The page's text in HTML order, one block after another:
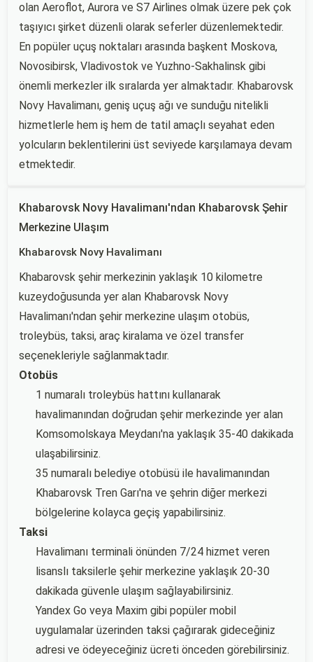
olan Aeroflot, Aurora ve S7 Airlines olmak üzere pek çok
taşıyıcı şirket düzenli olarak seferler düzenlemektedir.
En popüler uçuş noktaları arasında başkent Moskova,
Novosibirsk, Vladivostok ve Yuzhno-Sakhalinsk gibi
önemli merkezler ilk sıralarda yer almaktadır. Khabarovsk
Novy Havalimanı, geniş uçuş ağı ve sunduğu nitelikli
hizmetlerle hem iş hem de tatil amaçlı seyahat eden
yolcuların beklentilerini üst seviyede karşılamaya devam
etmektedir.
Khabarovsk Novy Havalimanı'ndan Khabarovsk Şehir
Merkezine Ulaşım
Khabarovsk Novy Havalimanı
Khabarovsk şehir merkezinin yaklaşık 10 kilometre
kuzeydoğusunda yer alan Khabarovsk Novy
Havalimanı'ndan şehir merkezine ulaşım otobüs,
troleybüs, taksi, araç kiralama ve özel transfer
seçenekleriyle sağlanmaktadır.
Otobüs
1 numaralı troleybüs hattını kullanarak
havalimanından doğrudan şehir merkezinde yer alan
Komsomolskaya Meydanı'na yaklaşık 35-40 dakikada
ulaşabilirsiniz.
35 numaralı belediye otobüsü ile havalimanından
Khabarovsk Tren Garı'na ve şehrin diğer merkezi
bölgelerine kolayca geçiş yapabilirsiniz.
Taksi
Havalimanı terminali önünden 7/24 hizmet veren
lisanslı taksilerle şehir merkezine yaklaşık 20-30
dakikada güvenle ulaşım sağlayabilirsiniz.
Yandex Go veya Maxim gibi popüler mobil
uygulamalar üzerinden taksi çağırarak gideceğiniz
adresi ve ödeyeceğiniz ücreti önceden görebilirsiniz.